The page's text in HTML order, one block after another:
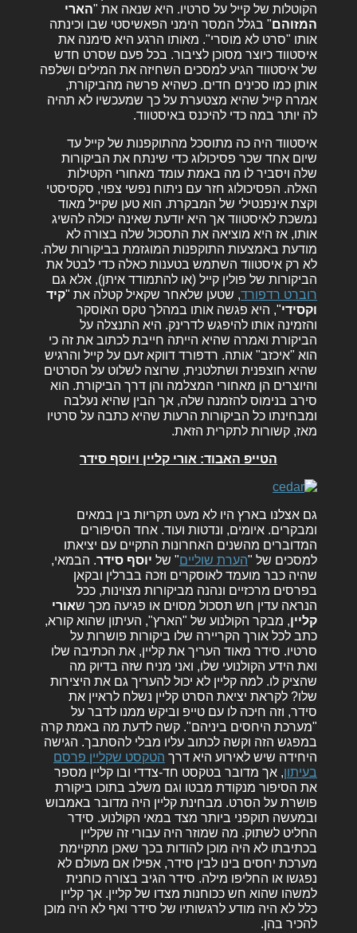
הקוטלות של קייל על סרטיו. היא שנאה את "הארי
המזוהם" בגלל המסר הימני הפאשיסטי שבו וכינתה
אותו "סרט לא מוסרי". מאותו הרגע היא סימנה את
איסטווד כיוצר מסוכן לציבור. בכל פעם שסרט חדש
של איסטווד הגיע למסכים השחיזה את המילים ושלפה
אותן כמו סכינים חדים. כשהיא פרשה מהביקורת,
אמרה קייל שהיא מצטערת על כך שמעכשיו לא תהיה
לה יותר במה כדי להיכנס באיסטווד.
איסטווד היה כה מתוסכל מהתוקפנות של קייל עד
שיום אחד שכר פסיכולוג כדי שינתח את הביקורות
שלה ויסביר לו מה באמת עומד מאחורי הקטילות
האלה. הפסיכולוג חזר עם ניתוח נפשי צפוי, סקסיסטי
וקצת אינפנטילי של המבקרת. הוא טען שקייל מאוד
נמשכת לאיסטווד אך היא יודעת שאינה יכולה להשיג
אותו, אז היא מוציאה את התסכול שלה בצורה לא
מודעת באמצעות התוקפנות המוגזמת בביקורות שלה.
לא רק איסטווד השתמש בטענות כאלה כדי לבטל את
הביקורות של פולין קייל (או להתמודד איתן), אלא גם
רוברט רדפורד, שטען שלאחר שקאיל קטלה את "קיד
וקסידי", היא פגשה אותו במהלך טקס האוסקר
והזמינה אותו להיפגש לדרינק. היא התנצלה על
הביקורת ואמרה שהיא הייתה חייבת לכתוב את זה כי
הוא "איכזב" אותה. רדפורד דווקא זעם על קייל והרגיש
שהיא חוצפנית ושתלטנית, שרוצה לשלוט על הסרטים
והיוצרים הן מאחורי המצלמה והן דרך הביקורת. הוא
סירב בנימוס להזמנה שלה, אך הבין שהיא נעלבה
ומבחינתו כל הביקורות הרעות שהיא כתבה על סרטיו
מאז, קשורות לתקרית הזאת.
הטייפ האבוד: אורי קליין ויוסף סידר
גם אצלנו בארץ היו לא מעט תקריות בין במאים
ומבקרים. איומים, ונדטות ועוד. אחד הסיפורים
המדוברים מהשנים האחרונות התקיים עם יציאתו
למסכים של "הערת שוליים" של יוסף סידר. הבמאי,
שהיה כבר מועמד לאוסקרים וזכה בברלין ובקאן
בפרסים מרכזיים ונהנה מביקורות מצוינות, ככל
הנראה עדין חש תסכול מסוים או פגיעה מכך שאורי
קליין, מבקר הקולנוע של "הארץ", העיתון שהוא קורא,
כתב לכל אורך הקריירה שלו ביקורות פושרות על
סרטיו. סידר מאוד העריך את קליין, את הכתיבה שלו
ואת הידע הקולנועי שלו, ואני מניח שזה בדיוק מה
שהציק לו. למה קליין לא יכול להעריך גם את היצירות
שלו? לקראת יציאת הסרט קליין נשלח לראיין את
סידר, וזה חיכה לו עם טייפ וביקש ממנו לדבר על
"מערכת היחסים ביניהם". קשה לדעת מה באמת קרה
במפגש הזה וקשה לכתוב עליו מבלי להסתבך. הגישה
היחידה שיש לאירוע היא דרך הטקסט שקליין פרסם
בעיתון, אך מדובר בטקסט חד-צדדי ובו קליין מספר
את הסיפור מנקודת מבטו וגם משלב בתוכו ביקורת
פושרת על הסרט. מבחינת קליין היה מדובר באמבוש
ובמעשה תוקפני ביותר מצד במאי הקולנוע. סידר
החליט לשתוק. מה שמוזר היה עבורי זה שקליין
בכתיבתו לא היה מוכן להודות בכך שאכן מתקיימת
מערכת יחסים בינו לבין סידר, אפילו אם מעולם לא
נפגשו או החליפו מילה. סידר הגיב בצורה כוחנית
למשהו שהוא חש ככוחנות מצדו של קליין. אך קליין
כלל לא היה מודע לרגשותיו של סידר ואף לא היה מוכן
להכיר בהן.